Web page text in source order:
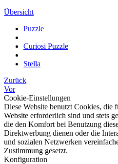
Übersicht
Puzzle
Curiosi Puzzle
Stella
Zurück
Vor
Cookie-Einstellungen
Diese Website benutzt Cookies, die
Website erforderlich sind und stets
die den Komfort bei Benutzung
Direktwerbung dienen oder die
und sozialen Netzwerken
Zustimmung gesetzt.
Konfiguration